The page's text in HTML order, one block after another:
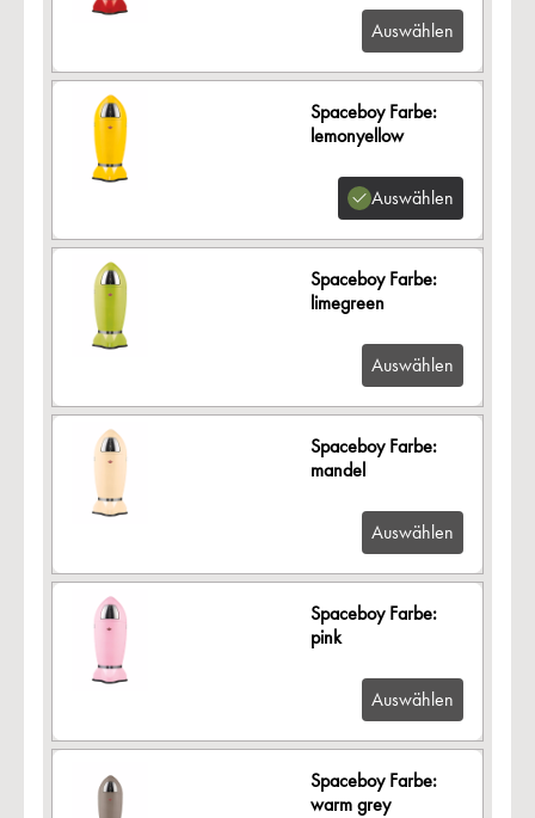
Auswählen
Spaceboy Farbe:
lemonyellow
Auswählen
Spaceboy Farbe:
limegreen
Auswählen
Spaceboy Farbe:
mandel
Auswählen
Spaceboy Farbe:
pink
Auswählen
Spaceboy Farbe:
warm grey